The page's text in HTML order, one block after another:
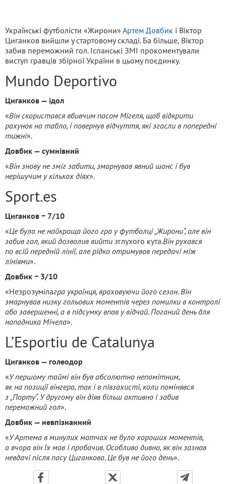
Українські футболісти «Жирони» Артем Довбик і Віктор
Циганков вийшли у стартовому складі. Ба більше, Віктор
забив переможний гол. Іспанські ЗМІ прокоментували
виступ гравців збірної України в цьому поєдинку.
Mundo Deportivo
Циганков — ідол
«Він скористався вбивчим пасом Мігеля, щоб відкрити
рахунок на табло, і повернув відчуття, які згасли в попередні
тижні».
Довбик — сумнівний
«Він знову не зміг забити, змарнував явний шанс і був
нерішучим у кількох діях».
Sport.es
Циганков − 7/10
«Це була не найкраща його гра у футболці „Жирони“, але він
забив гол, який дозволив вийти зглухого кута.Він рухався
по всій передній лінії, але рідко отримував передачі між
лініями».
Довбик − 3/10
«Незрозумілагра українця, враховуючи його сезон. Він
змарнував низку гольових моментів через помилки в контролі
або завершенні, а в підсумку впав у відчай. Поганий день для
нападника Мічела».
L’Esportiu de Catalunya
Циганков — голеодор
«У першому таймі він був абсолютно непомітним,
як на позиції вінгера, так і в півзахисті, коли помінявся
з „Порту“. У другому він діяв більш активно і забив
переможний гол».
Довбик — невпізнанний
«У Артема в минулих матчах не було хороших моментів,
а вчора він їх мав і пробачив. Особливо дивно, як він зазнав
невдачі після пасу Циганкова. Це був не його день».